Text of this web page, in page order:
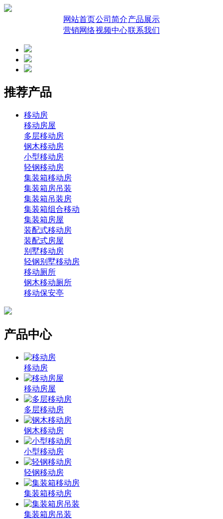
网站首页公司简介产品展示
营销网络视频中心联系我们
推荐产品
移动房
移动房屋
多层移动房
钢木移动房
小型移动房
轻钢移动房
集装箱移动房
集装箱房吊装
集装箱吊装房
集装箱组合移动
集装箱房屋
装配式移动房
装配式房屋
别墅移动房
轻钢别墅移动房
移动厕所
钢木移动厕所
移动保安亭
产品中心
移动房
移动房屋
多层移动房
钢木移动房
小型移动房
轻钢移动房
集装箱移动房
集装箱房吊装